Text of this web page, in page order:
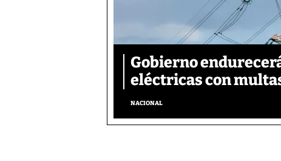
Gobierno
eléctricas con
NACIONAL